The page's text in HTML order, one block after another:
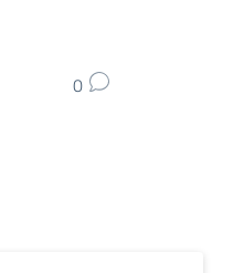
0